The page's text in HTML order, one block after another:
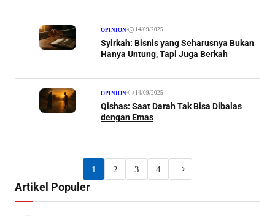
OPINION• 14/09/2025
Syirkah: Bisnis yang Seharusnya Bukan
Hanya Untung, Tapi Juga Berkah
OPINION• 14/09/2025
Qishas: Saat Darah Tak Bisa Dibalas
dengan Emas
1 2 3 4
Artikel Populer